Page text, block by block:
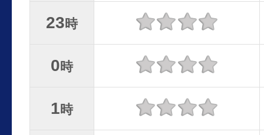
23時
0時
1時